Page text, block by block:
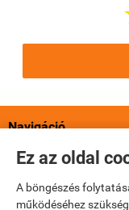
Ez az oldal
A böngészés
működéséhez
Navigáció
Saját fiók